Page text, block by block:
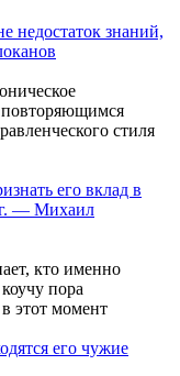
недостаток знаний,
стиля
его вклад в
— Михаил
кто именно
пора
этот момент
его чужие